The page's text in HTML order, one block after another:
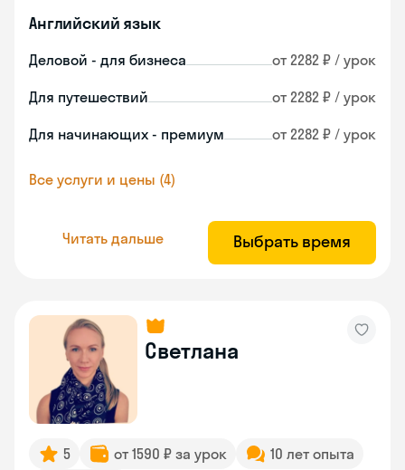
Английский язык
Деловой - для бизнеса от 2282 ₽ / урок
Для путешествий от 2282 ₽ / урок
Для начинающих - премиум от 2282 ₽ / урок
Все услуги и цены (4)
Читать дальше Выбрать время
Светлана
5 от 1590 ₽ за урок
10 лет опыта